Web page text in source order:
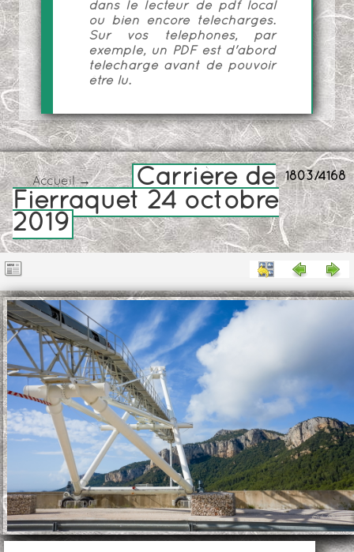
dans le lecteur de pdf local
ou bien encore téléchargés.
Sur vos téléphones, par
exemple, un PDF est d'abord
téléchargé avant de pouvoir
être lu.
1803/4168
Accueil→
Carrière de
Fierraquet 24 octobre
2019